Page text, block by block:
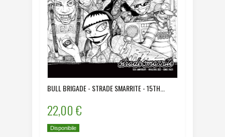
BULL BRIGADE - STRADE SMARRITE - 15TH...
22,00 €
Disponibile